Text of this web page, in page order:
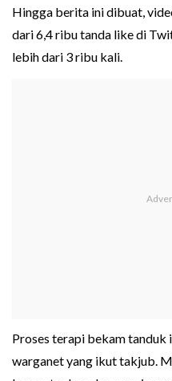
Hingga berita ini dibuat,
dari 6,4 ribu tanda like di
lebih dari 3 ribu kali.
Proses terapi bekam
warganet yang ikut takjub.